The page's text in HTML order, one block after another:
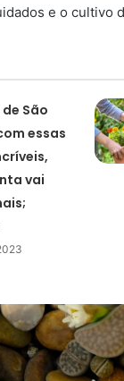
e o cultivo
São
essas
vai